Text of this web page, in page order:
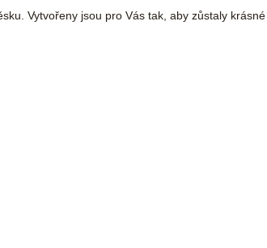
Vytvořeny jsou pro Vás tak, aby zůstaly